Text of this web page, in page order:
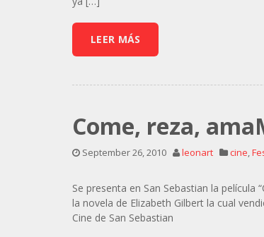
LEER MÁS
Come, reza,
September 26, 2010 leonart cine,
Se presenta en San Sebastian la película
la novela de Elizabeth Gilbert la cual
Cine de San Sebastian